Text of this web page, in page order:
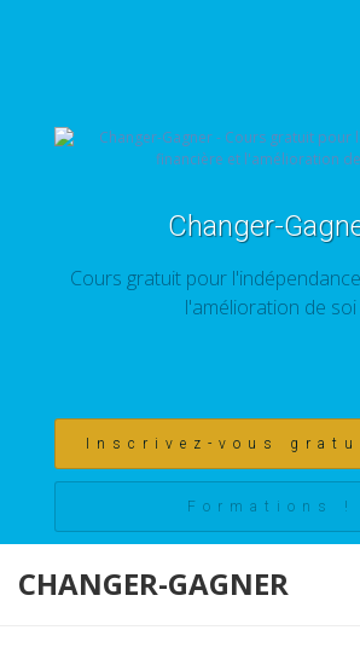
Changer-
Cours gratuit pour
l'amélioration de soi
Inscrivez-vous
Formations !
CHANGER-GAGNER